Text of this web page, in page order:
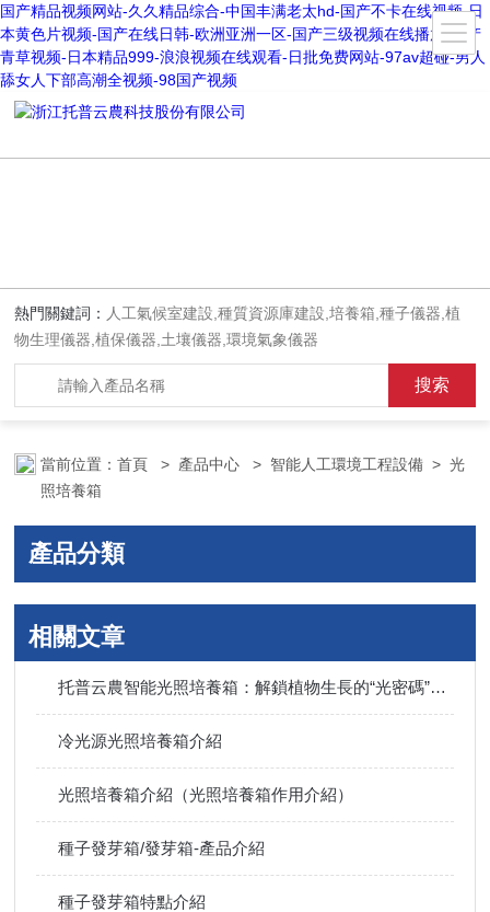
国产精品视频网站-久久精品综合-中国丰满老太hd-国产不卡在线视频-日
本黄色片视频-国产在线日韩-欧洲亚洲一区-国产三级视频在线播放-国产
青草视频-日本精品999-浪浪视频在线观看-日批免费网站-97av超碰-男人
舔女人下部高潮全视频-98国产视频
熱門關鍵詞： 人工氣候室建設,種質資源庫建設,培養箱,種子儀器,植
物生理儀器,植保儀器,土壤儀器,環境氣象儀器
當前位置：首頁 > 產品中心 > 智能人工環境工程設備 >光
照培養箱
產品分類
相關文章
托普云農智能光照培養箱：解鎖植物生長的“光密碼”，重塑科研與生產新范式
冷光源光照培養箱介紹
光照培養箱介紹（光照培養箱作用介紹）
種子發芽箱/發芽箱-產品介紹
種子發芽箱特點介紹